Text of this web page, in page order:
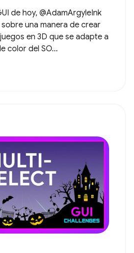
de hoy, @AdamArgyleInk
una manera de crear
en 3D que se adapte a
color del SO...